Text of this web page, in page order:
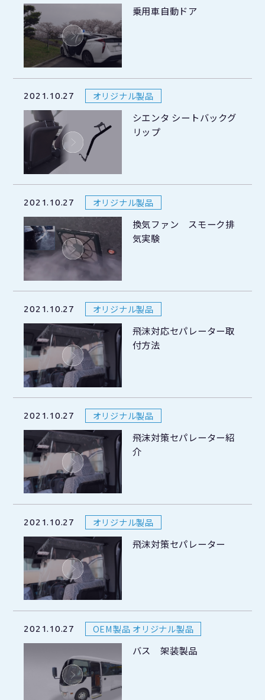
乗用車自動ドア
2021.10.27 オリジナル製品
シエンタ シートバックグ
リップ
2021.10.27 オリジナル製品
換気ファン スモーク排
気実験
2021.10.27 オリジナル製品
飛沫対応セパレーター取
付方法
2021.10.27 オリジナル製品
飛沫対策セパレーター紹
介
2021.10.27 オリジナル製品
飛沫対策セパレーター
2021.10.27 OEM製品 オリジナル製品
バス 架装製品